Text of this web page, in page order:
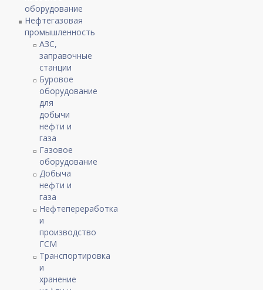
оборудование
Нефтегазовая
промышленность
АЗС,
заправочные
станции
Буровое
оборудование
для
добычи
нефти и
газа
Газовое
оборудование
Добыча
нефти и
газа
Нефтепереработка
и
производство
ГСМ
Транспортировка
и
хранение